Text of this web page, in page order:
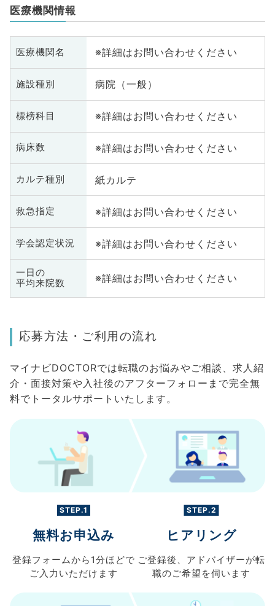
医療機関情報
医療機関名 ※詳細はお問い合わせください
施設種別 病院（一般）
標榜科目 ※詳細はお問い合わせください
病床数 ※詳細はお問い合わせください
カルテ種別 紙カルテ
救急指定 ※詳細はお問い合わせください
学会認定状況 ※詳細はお問い合わせください
一日の
平均来院数
※詳細はお問い合わせください
応募方法・ご利用の流れ
マイナビDOCTORでは転職のお悩みやご相談、求人紹
介・面接対策や入社後のアフターフォローまで完全無
料でトータルサポートいたします。
STEP.1
無料お申込み
登録フォームから 1分ほどで
ご入力 いただけます
STEP.2
ヒアリング
ご登録後、 アドバイザーが転
職のご希望を伺います